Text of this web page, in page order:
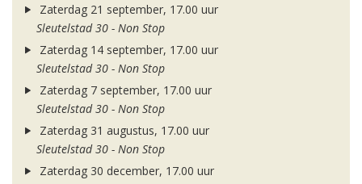
Zaterdag 21 september, 17.00 uur
Sleutelstad 30 - Non Stop
Zaterdag 14 september, 17.00 uur
Sleutelstad 30 - Non Stop
Zaterdag 7 september, 17.00 uur
Sleutelstad 30 - Non Stop
Zaterdag 31 augustus, 17.00 uur
Sleutelstad 30 - Non Stop
Zaterdag 30 december, 17.00 uur